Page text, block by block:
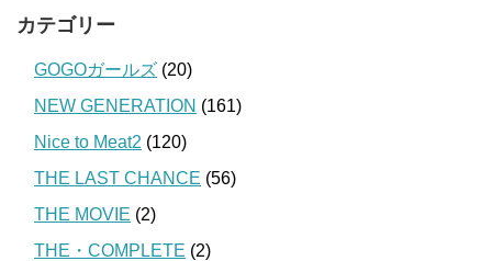
カテゴリー
GOGOガールズ (20)
NEW GENERATION (161)
Nice to Meat2 (120)
THE LAST CHANCE (56)
THE MOVIE (2)
THE・COMPLETE (2)